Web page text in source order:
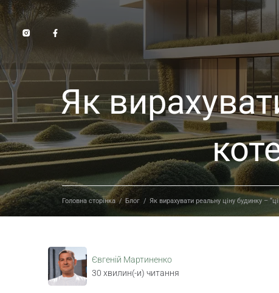
Як
Головна сторінка / Блог / Як вирахувати реальну ціну будинку –
Євгеній Мартиненко
30 хвилин(-и) читання